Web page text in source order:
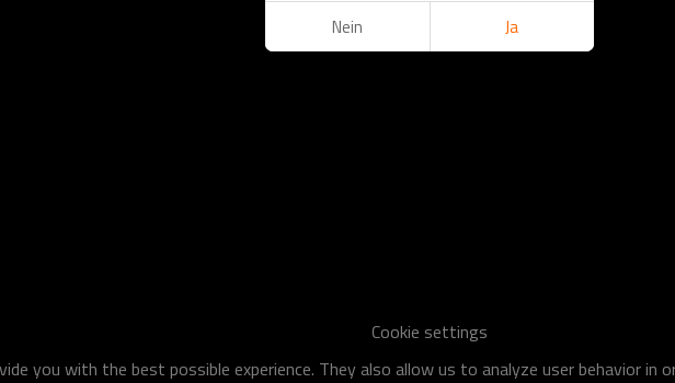
Cookie settings
you with the best possible experience. They also allow us to analyze user behavior
Nein Ja